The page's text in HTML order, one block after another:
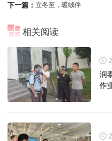
下一篇： 立冬至，暖绒伴
相关阅读
润
作
立